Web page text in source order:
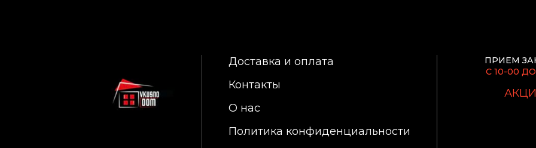
Доставка и оплата
Контакты
О нас
Политика конфиденциальности
ПРИЕМ
С 10-00